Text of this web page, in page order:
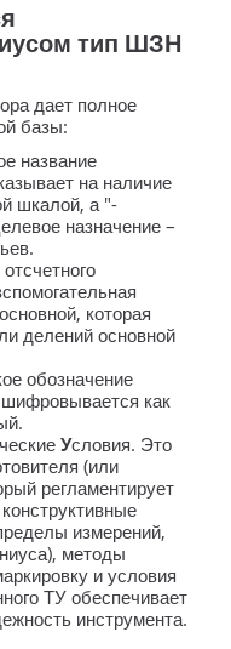
тип ШЗН
дает полное
базы:
название
на наличие
шкалой, а "-
назначение –
которая
делений основной
обозначение
как
Условия. Это
(или
регламентирует
измерений,
методы
и условия
ТУ обеспечивает
инструмента.